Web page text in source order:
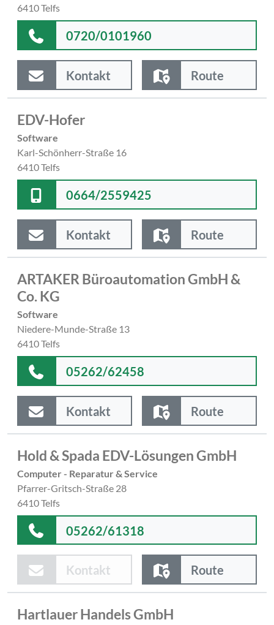
6410 Telfs
0720/0101960
Kontakt Route
EDV-Hofer
Software
Karl-Schönherr-Straße 16
6410 Telfs
0664/2559425
Kontakt Route
ARTAKER Büroautomation GmbH &
Co. KG
Software
Niedere-Munde-Straße 13
6410 Telfs
05262/62458
Kontakt Route
Hold & Spada EDV-Lösungen GmbH
Computer - Reparatur & Service
Pfarrer-Gritsch-Straße 28
6410 Telfs
05262/61318
Kontakt Route
Hartlauer Handels GmbH